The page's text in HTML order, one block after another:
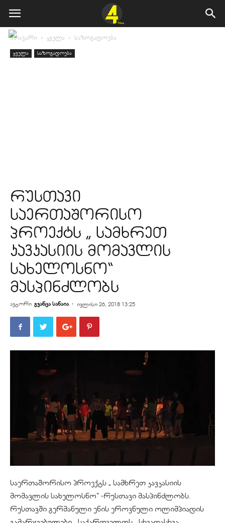
მთავარი ყველა საზოგადოება
ყველა საზოგადოება
რუსთავი
საერთაშორისო
პროექტს „ სამხრეთ
კავკასიის მომავლის
სახელოსნო“
მასპინძლობს
ავტორი გვანცა სანაია - ივლისი 26, 2018 13:25
საერთაშორისო პროექტს „ სამხრეთ კავკასიის
მომავლის სახელოსნო“ -რუსთავი მასპინძლობს.
რუსთავში გერმანული ენის ეროვნული ოლიმპიადის